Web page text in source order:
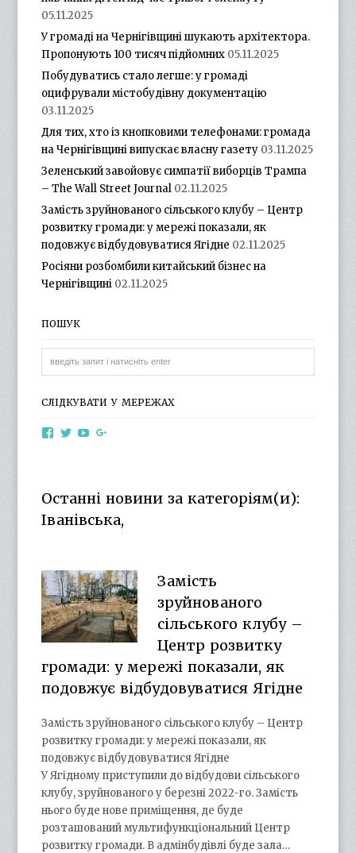
05.11.2025
У громаді на Чернігівщині шукають архітектора.
Пропонують 100 тисяч підйомних 05.11.2025
Побудуватись стало легше: у громаді
оцифрували містобудівну документацію
03.11.2025
Для тих, хто із кнопковими телефонами: громада
на Чернігівщині випускає власну газету 03.11.2025
Зеленський завойовує симпатії виборців Трампа
– The Wall Street Journal 02.11.2025
Замість зруйнованого сільського клубу – Центр
розвитку громади: у мережі показали, як
подовжує відбудовуватися Ягідне 02.11.2025
Росіяни розбомбили китайський бізнес на
Чернігівщині 02.11.2025
ПОШУК
СЛІДКУВАТИ У МЕРЕЖАХ
ViewViewView
YouTube
Останні новини за категоріям(и):
Іванівська,
Замість
зруйнованого
сільського клубу –
Центр розвитку
громади: у мережі показали, як
подовжує відбудовуватися Ягідне
Замість зруйнованого сільського клубу – Центр
розвитку громади: у мережі показали, як
подовжує відбудовуватися Ягідне
У Ягідному приступили до відбудови сільського
клубу, зруйнованого у березні 2022-го. Замість
нього буде нове приміщення, де буде
розташований мультифункціональний Центр
розвитку громади. В адмінбудівлі буде зала…